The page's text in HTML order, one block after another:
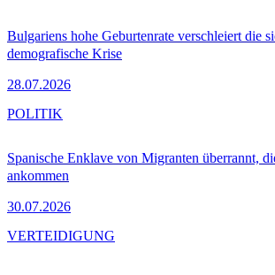
Bulgariens hohe Geburtenrate verschleiert die
demografische Krise
28.07.2026
Spanische Enklave von Migranten überrannt,
ankommen
30.07.2026
POLITIK
VERTEIDIGUNG